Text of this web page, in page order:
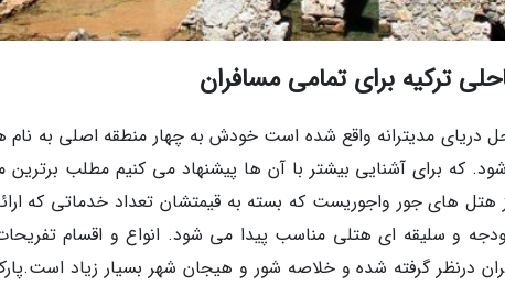
ترکیه برای تمامی مسافران
دریای مدیترانه واقع شده است خودش به چهار منطقه اصلی به نام
که برای آشنایی بیشتر با آن ها پیشنهاد می کنیم مطلب برترین
هتل های جور واجوریست که بسته به قیمتشان تعداد خدماتی که
و سلیقه ای هتلی مناسب پیدا می شود. انواع و اقسام
درنظر گرفته شده و خلاصه شور و هیجان شهر بسیار زیاد